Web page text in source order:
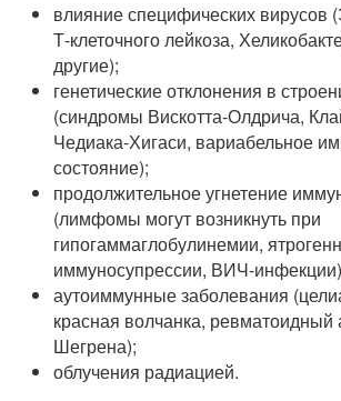
влияние специфических вирусов
Т-клеточного лейкоза,
другие);
генетические отклонения в
(синдромы Вискотта-Олдрича,
Чедиака-Хигаси, вариабельное
состояние);
продолжительное угнетение
(лимфомы могут возникнуть при
гипогаммаглобулинемии,
иммуносупрессии, ВИЧ-
аутоиммунные заболевания
красная волчанка, ревматоидный
Шегрена);
облучения радиацией.